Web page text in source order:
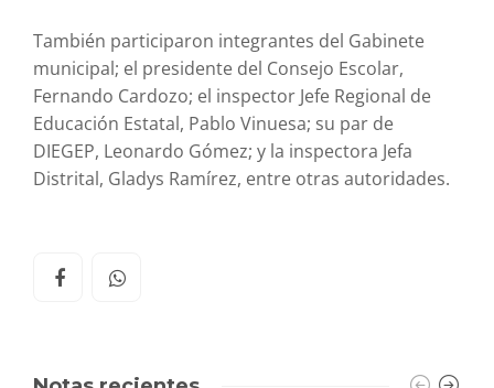
También participaron integrantes del Gabinete
municipal; el presidente del Consejo Escolar,
Fernando Cardozo; el inspector Jefe Regional de
Educación Estatal, Pablo Vinuesa; su par de
DIEGEP, Leonardo Gómez; y la inspectora Jefa
Distrital, Gladys Ramírez, entre otras autoridades.